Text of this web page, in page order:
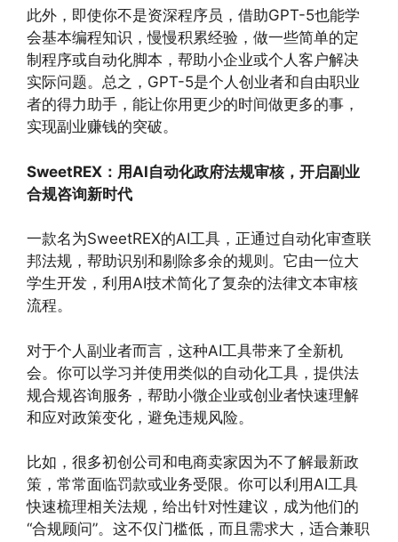
此外，即使你不是资深程序员，借助GPT-5也能学
会基本编程知识，慢慢积累经验，做一些简单的定
制程序或自动化脚本，帮助小企业或个人客户解决
实际问题。总之，GPT-5是个人创业者和自由职业
者的得力助手，能让你用更少的时间做更多的事，
实现副业赚钱的突破。
SweetREX：用AI自动化政府法规审核，开启副业
合规咨询新时代
一款名为SweetREX的AI工具，正通过自动化审查联
邦法规，帮助识别和剔除多余的规则。它由一位大
学生开发，利用AI技术简化了复杂的法律文本审核
流程。
对于个人副业者而言，这种AI工具带来了全新机
会。你可以学习并使用类似的自动化工具，提供法
规合规咨询服务，帮助小微企业或创业者快速理解
和应对政策变化，避免违规风险。
比如，很多初创公司和电商卖家因为不了解最新政
策，常常面临罚款或业务受限。你可以利用AI工具
快速梳理相关法规，给出针对性建议，成为他们的
“合规顾问”。这不仅门槛低，而且需求大，适合兼职